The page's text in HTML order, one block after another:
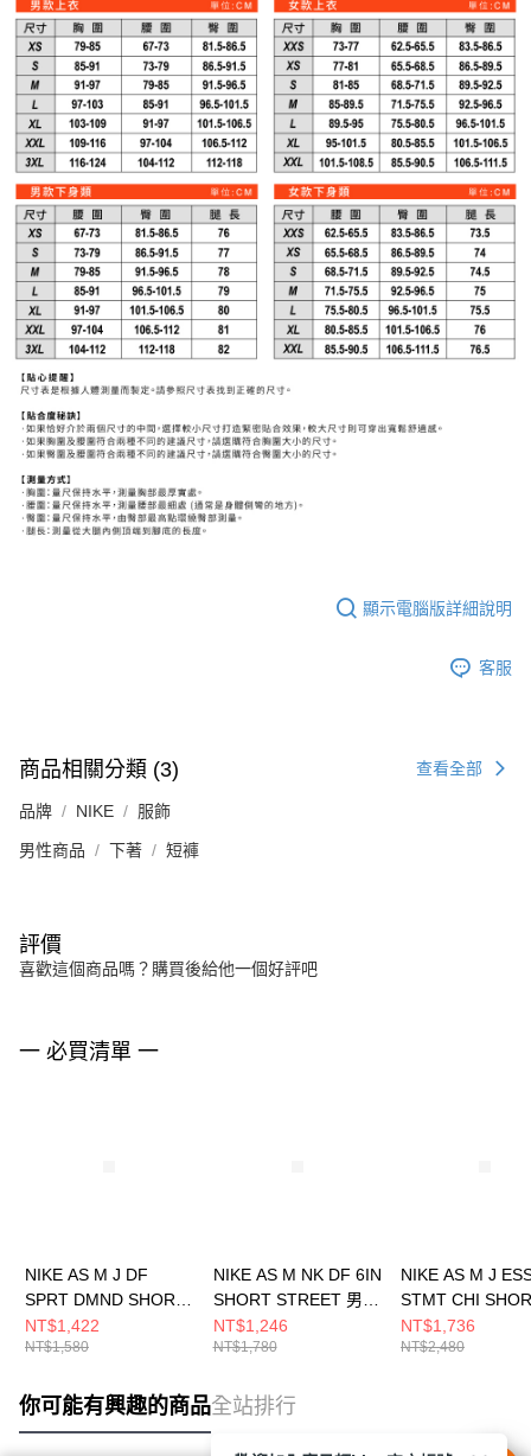
顯示電腦版詳細說明
客服
商品相關分類 (3) 查看全部
品牌 NIKE 服飾
男性商品 下著 短褲
評價
喜歡這個商品嗎？購買後給他一個好評吧
一 必買清單 一
NIKE AS M J DF
SPRT DMND SHORT
男 短褲 HF9911100
NT$1,422
NT$1,580
NIKE AS M NK DF 6IN
SHORT STREET 男
短褲 HV1891060
NT$1,246
NT$1,780
NIKE AS M J
STMT CHI
短褲 HF9366010
NT$1,736
NT$2,480
你可能有興趣的商品全站排行